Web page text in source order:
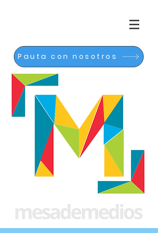
Pauta con nosotros